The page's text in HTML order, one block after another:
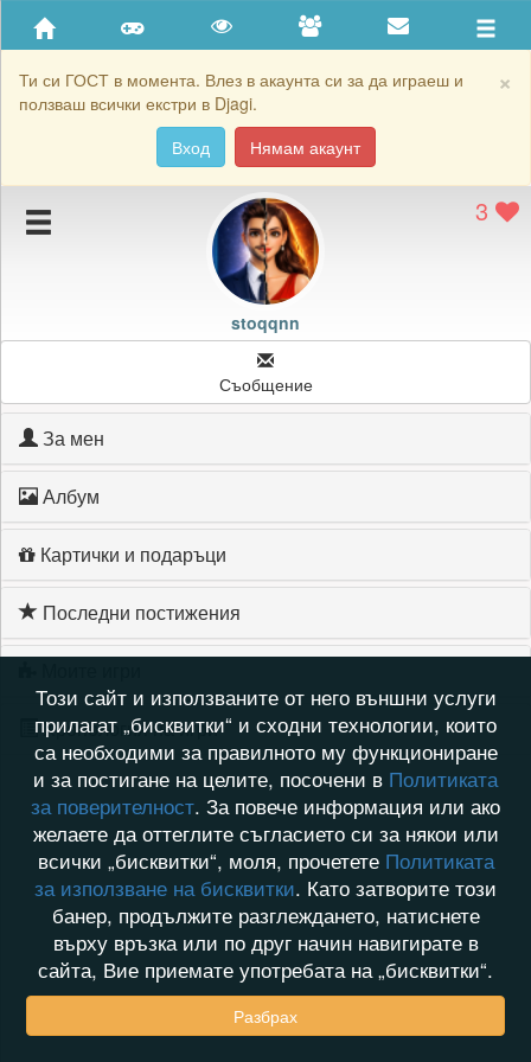
×
Ти си ГОСТ в момента. Влез в акаунта си за да играеш и
ползваш всички екстри в Djagi.
Вход
Нямам акаунт
Приятели
Хронология на игри
Подаръците на stoqqnn
Картичките на stoqqnn
3
stoqqnn
Съобщение
За мен
Албум
Картички и подаръци
Последни постижения
Хронология на игри
Този сайт и използваните от него външни услуги
прилагат „бисквитки“ и сходни технологии, които
са необходими за правилното му функциониране
и за постигане на целите, посочени в Политиката
за поверителност. За повече информация или ако
желаете да оттеглите съгласието си за някои или
всички „бисквитки“, моля, прочетете Политиката
за използване на бисквитки. Като затворите този
банер, продължите разглеждането, натиснете
върху връзка или по друг начин навигирате в
сайта, Вие приемате употребата на „бисквитки“.
Разбрах